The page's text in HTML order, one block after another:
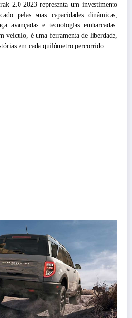
2.0 2023 representa um investimento
pelas suas capacidades dinâmicas,
avançadas e tecnologias embarcadas.
veículo, é uma ferramenta de liberdade,
em cada quilômetro percorrido.